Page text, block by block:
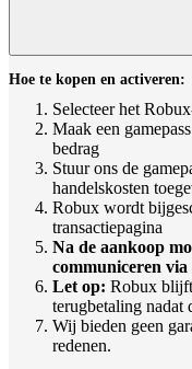
Hoe te kopen en activeren:
Selecteer het
Maak een
bedrag
Stuur ons de
handelskosten
Robux wordt
transactiepagina
Na de aankoop
communiceren
Let op: Robux
terugbetaling nadat
Wij bieden geen
redenen.